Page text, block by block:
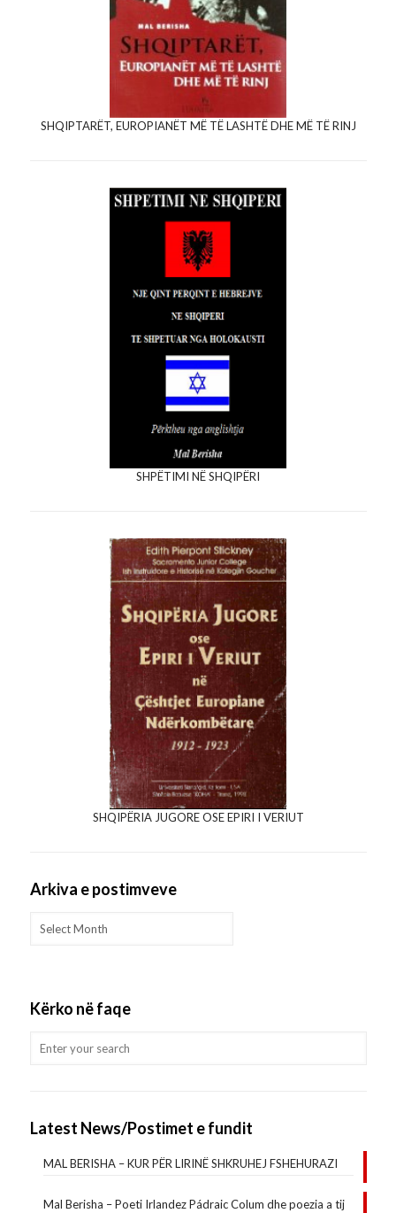
SHQIPTARËT, EUROPIANËT MË TË LASHTË DHE MË TË RINJ
SHPËTIMI NË SHQIPËRI
SHQIPËRIA JUGORE OSE EPIRI I VERIUT
Arkiva e postimveve
Kërko në faqe
Latest News/Postimet e fundit
MAL BERISHA – KUR PËR LIRINË SHKRUHEJ FSHEHURAZI
Mal Berisha – Poeti Irlandez Pádraic Colum dhe poezia a tij